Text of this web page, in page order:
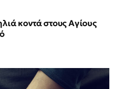
κοντά στους Αγίους